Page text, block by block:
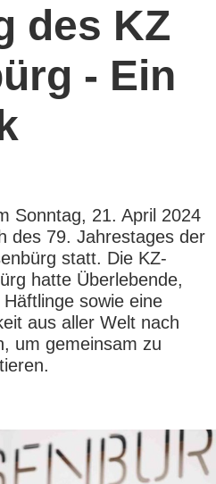
des KZ
- Ein
Sonntag, 21. April 2024
des 79. Jahrestages der
statt. Die KZ-
hatte Überlebende,
sowie eine
aus aller Welt nach
um gemeinsam zu